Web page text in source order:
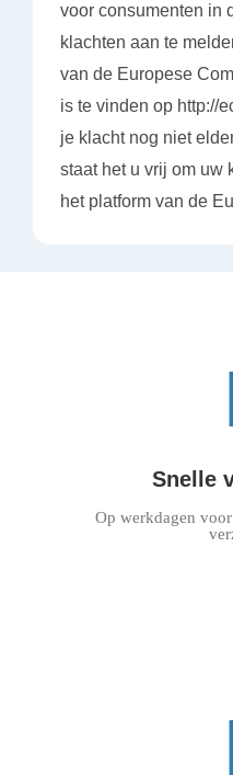
voor consumenten in
klachten aan te
van de Europese
is te vinden op http://
je klacht nog niet
staat het u vrij om uw
het platform van de
Snelle
Op werkdagen